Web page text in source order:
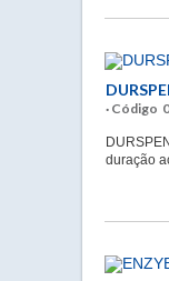
· Código
duração